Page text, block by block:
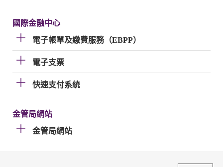
國際金融中心
電子帳單及繳費服務（EBPP）
電子支票
快速支付系統
金管局網站
金管局網站